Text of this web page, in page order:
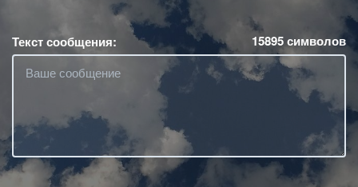
Текст сообщения: 15895символов